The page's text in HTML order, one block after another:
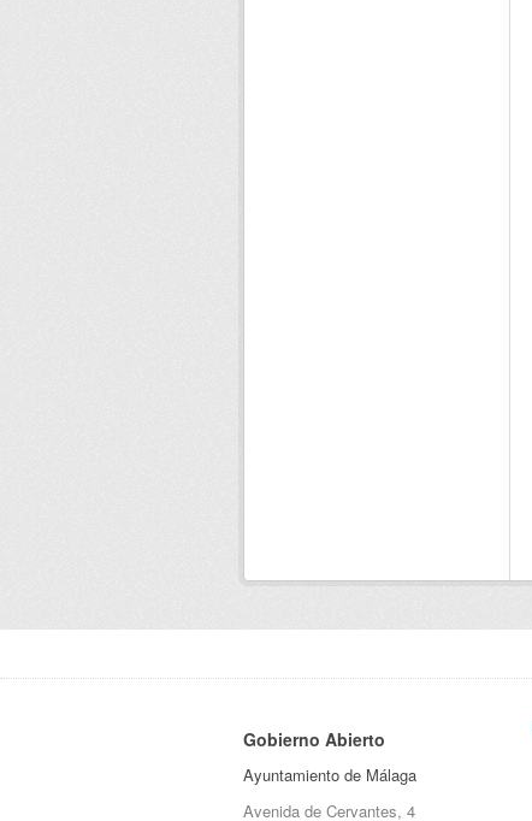
Gobierno Abierto
Ayuntamiento de Málaga
Avenida de Cervantes, 4